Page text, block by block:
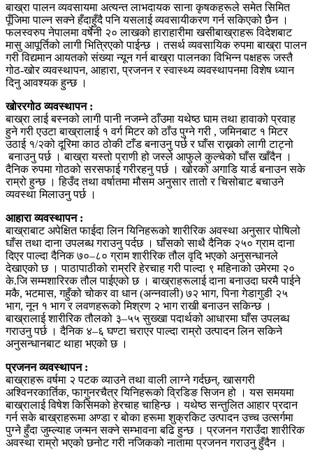
बाख्रा पालन व्यवसायमा अत्यन्त लाभदायक साना कृषकहरूले समेत सिमित
पूँजिमा पाल्न सक्ने हँदाहुँदै पनि यसलाई व्यवसायीकरण गर्न सकिएको छैन ।
फलस्वरुप नेपालमा वर्षेनी २० लाखको हाराहारीमा खसीबाख्राहरू विदेशबाट
मासु आपूर्तिको लागी भित्रिएको पाईन्छ । तसर्थ व्यवसायिक रुपमा बाख्रा पालन
गरी विद्यमान आयतको संख्या न्यून गर्न बाख्रा पालनका विभिन्न पक्षहरू जस्तै
गोठ-खोर व्यवस्थापन, आहारा, प्रजनन र स्वास्थ्य व्यवस्थापनमा विशेष ध्यान
दिनु आवश्यक हुन्छ ।
खोररगोठ व्यवस्थापन :
बाख्रा लाई बस्नको लागी पानी नजम्ने ठाँउमा यथेष्ठ घाम तथा हावाको प्रवाह
हुने गरी एउटा बाख्रालाई १ वर्ग मिटर को ठाँउ पुग्ने गरी , जमिनबाट १ मिटर
उठाई १/२को दूरिमा काठ ठोकी टाँड बनाउनु पर्छ र घाँस राख्नको लागी टाट्नो
बनाउनु पर्छ । बाख्रा यस्तो प्राणी हो जस्ले आफुले कुल्चेको घाँस खाँदैन ।
दैनिक रुपमा गोठको सरसफाई गरीरहनु पर्छ । खोरको अगाडि यार्ड बनाउन सके
राम्रो हुन्छ । हिउँद तथा वर्षातमा मौसम अनुसार तातो र चिसोबाट बचाउने
व्यवस्था मिलाउनु पर्छ ।
आहारा व्यवस्थापन :
बाख्राबाट अपेक्षित फाईदा लिन यिनिहरूको शारीरिक अवस्था अनुसार पोषिलो
घाँस तथा दाना उपलब्ध गराउनु पर्दछ । घाँसको साथै दैनिक २५० ग्राम दाना
दिएर पाल्दा दैनिक ७०–८० ग्राम शारीरिक तौल वृदि भएको अनुसन्धानले
देखाएको छ । पाठापाठीको राम्ररि हेरचाह गरी पाल्दा ९ महिनाको उमेरमा २०
के.जि सम्मशारिरक तौल पाईएको छ । बाख्राहरूलाई दाना बनाउदा घरमै पाईने
मकै, भटमास, गहुँको चोकर वा धान (अन्नवाली) ७२ भाग, पिना गेडागुडी २५
भाग, नून १ भाग र लवणहरूको मिश्रण २ भाग राखी बनाउन सकिन्छ ।
बाख्रालाई शारीरिक तौलको ३–५५ सुख्खा पदार्थको आधारमा घाँस उपलब्ध
गराउनु पर्छ । दैनिक ४–६ घण्टा चराएर पाल्दा राम्रो उत्पादन लिन सकिने
अनुसन्धानबाट थाहा भएको छ ।
प्रजनन व्यवस्थापन :
बाख्राहरू वर्षमा २ पटक व्याउने तथा वाली लाग्ने गर्दछन्, खासगरी
अश्विनरकार्तिक, फागुनरचैत्र यिनिहरूको व्रिडिङ सिजन हो । यस समयमा
बाख्रालाई विषेश किसिमको हेरचाह चाहिन्छ । यथेष्ठ सन्तुलित आहार प्रदान
गर्न सके बाख्राहरूमा अण्डा र बोका हरूमा शुक्रकिट उत्पादन उच्च उत्सर्गमा
पुग्ने हुँदा जुम्ल्याह जन्मन सक्ने सम्भावना बढि हुन्छ । प्रजनन गराउँदा शारीरिक
अवस्था राम्रो भएको छनोट गरी नजिकको नातामा प्रजनन गराउनु हुँदैन ।